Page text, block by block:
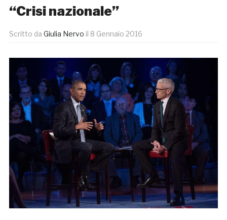
“Crisi nazionale”
Scritto da Giulia Nervo il 8 Gennaio 2016